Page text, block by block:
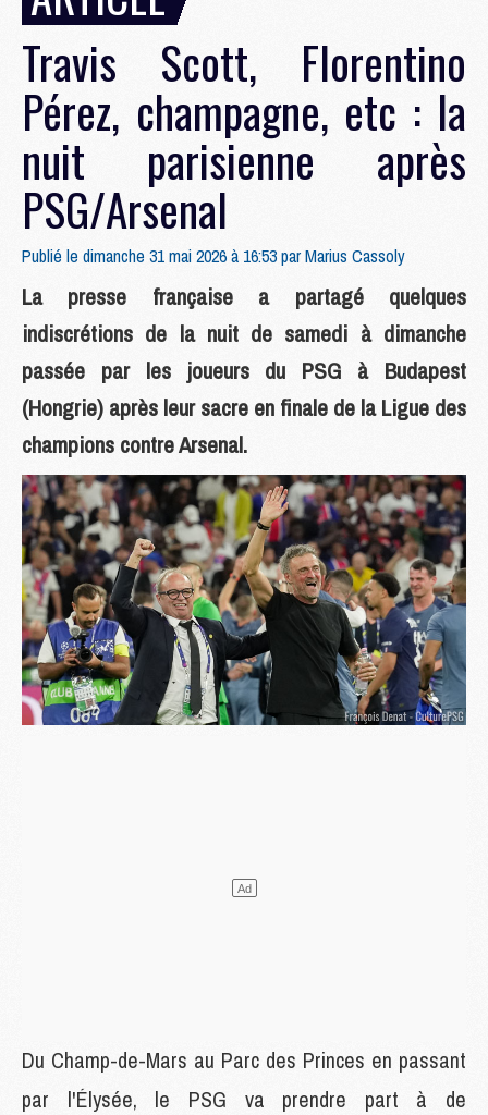
Travis Scott, Florentino
Pérez, champagne, etc : la
nuit parisienne après
PSG/Arsenal
Publié le dimanche 31 mai 2026 à 16:53 parMarius Cassoly
La presse française a partagé quelques
indiscrétions de la nuit de samedi à dimanche
passée par les joueurs du PSG à Budapest
(Hongrie) après leur sacre en finale de la Ligue des
champions contre Arsenal.
Du Champ-de-Mars au Parc des Princes en passant
par l'Élysée, le PSG va prendre part à de